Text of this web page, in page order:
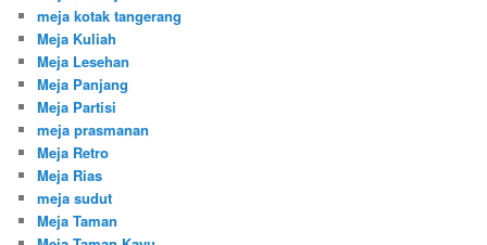
meja kotak tangerang
Meja Kuliah
Meja Lesehan
Meja Panjang
Meja Partisi
meja prasmanan
Meja Retro
Meja Rias
meja sudut
Meja Taman